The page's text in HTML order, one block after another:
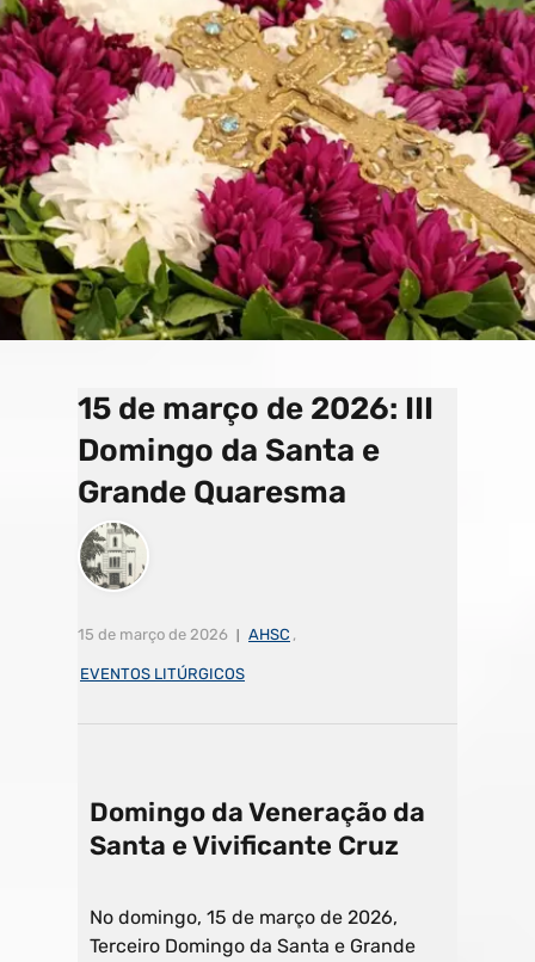
k
p
s
C
h
a
n
n
el
15 de março de 2026: III
Domingo da Santa e
Grande Quaresma
15 de março de 2026 AHSC ,
EVENTOS LITÚRGICOS
Domingo da Veneração da
Santa e Vivificante Cruz
No domingo, 15 de março de 2026,
Terceiro Domingo da Santa e Grande